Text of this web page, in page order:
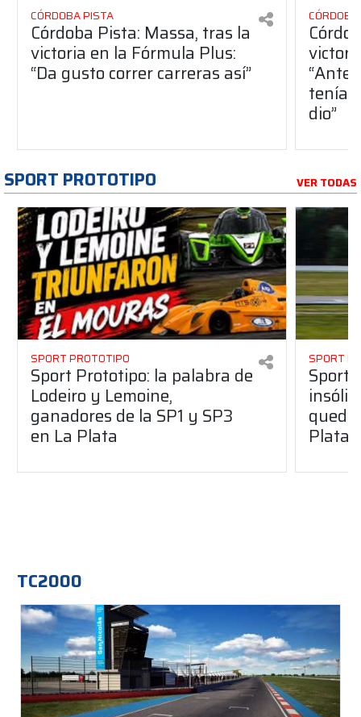
CÓRDOBA PISTA
Córdoba Pista: Massa, tras la
victoria en la Fórmula Plus:
“Da gusto correr carreras así”
dio”
SPORT PROTOTIPO VER TODAS
SPORT PROTOTIPO
Sport Prototipo: la palabra de
Lodeiro y Lemoine,
ganadores de la SP1 y SP3
en La Plata
SPORT
Sport
Plata
TC2000